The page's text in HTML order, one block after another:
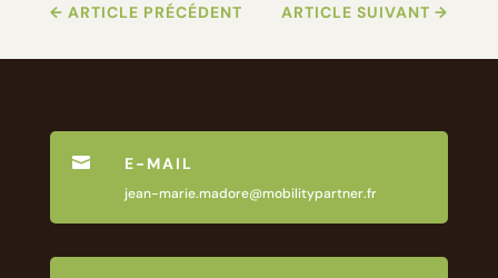
← ARTICLE PRÉCÉDENT ARTICLE SUIVANT →
 E-MAIL
jean-marie.madore@mobilitypartner.fr